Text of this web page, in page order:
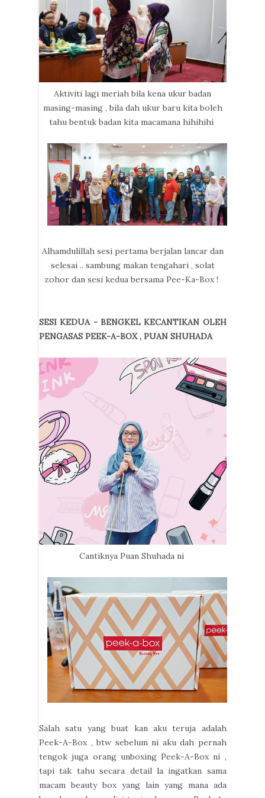
Aktiviti lagi meriah bila kena ukur badan
masing-masing , bila dah ukur baru kita boleh
tahu bentuk badan kita macamana hihihihi
Alhamdulillah sesi pertama berjalan lancar dan
selesai .. sambung makan tengahari , solat
zohor dan sesi kedua bersama Pee-Ka-Box !
SESI KEDUA - BENGKEL KECANTIKAN OLEH
PENGASAS PEEK-A-BOX , PUAN SHUHADA
Cantiknya Puan Shuhada ni
Salah satu yang buat kan aku teruja adalah
Peek-A-Box , btw sebelum ni aku dah pernah
tengok juga orang unboxing Peek-A-Box ni ,
tapi tak tahu secara detail la ingatkan sama
macam beauty box yang lain yang mana ada